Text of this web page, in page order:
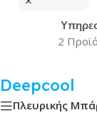
2
Deepcool
Πλευρικής